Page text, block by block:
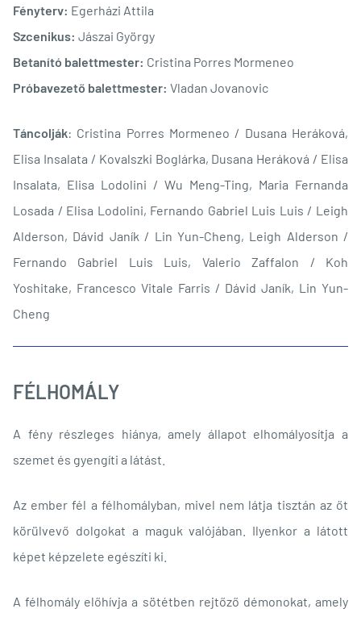
Fényterv: Egerházi Attila
Szcenikus: Jászai György
Betanító balettmester: Cristina Porres Mormeneo
Próbavezető balettmester: Vladan Jovanovic
Táncolják: Cristina Porres Mormeneo / Dusana Heráková,
Elisa Insalata / Kovalszki Boglárka, Dusana Heráková / Elisa
Insalata, Elisa Lodolini / Wu Meng-Ting, Maria Fernanda
Losada / Elisa Lodolini, Fernando Gabriel Luis Luis / Leigh
Alderson, Dávid Janík / Lin Yun-Cheng, Leigh Alderson /
Fernando Gabriel Luis Luis, Valerio Zaffalon / Koh
Yoshitake, Francesco Vitale Farris / Dávid Janík, Lin Yun-
Cheng
FÉLHOMÁLY
A fény részleges hiánya, amely állapot elhomályosítja a
szemet és gyengíti a látást.
Az ember fél a félhomályban, mivel nem látja tisztán az őt
körülvevő dolgokat a maguk valójában. Ilyenkor a látott
képet képzelete egészíti ki.
A félhomály előhívja a sötétben rejtőző démonokat, amely